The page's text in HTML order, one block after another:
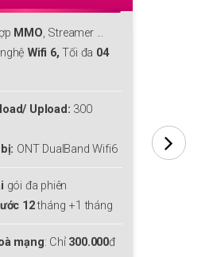
với cá nhân, hộ gia
lên tới
mở rộng sóngMesh
01tháng cước.
giải tríFPT Play
nhanh trong 24h